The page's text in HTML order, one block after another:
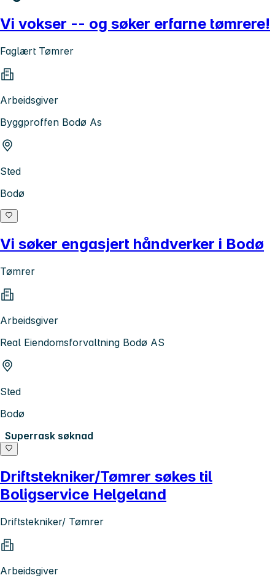
Vi vokser -- og søker erfarne tømrere!
Faglært Tømrer
Arbeidsgiver
Byggproffen Bodø As
Sted
Bodø
Vi søker engasjert håndverker i Bodø
Tømrer
Arbeidsgiver
Real Eiendomsforvaltning Bodø AS
Sted
Bodø
Superrask søknad
Driftstekniker/Tømrer søkes til
Boligservice Helgeland
Driftstekniker/ Tømrer
Arbeidsgiver